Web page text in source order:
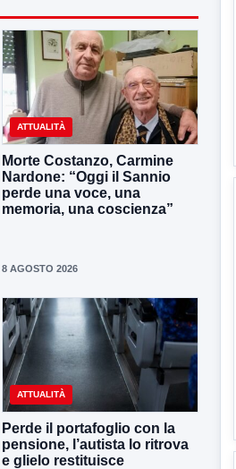
ATTUALITÀ
Morte Costanzo, Carmine
Nardone: “Oggi il Sannio
perde una voce, una
memoria, una coscienza”
8 AGOSTO 2026
ATTUALITÀ
Perde il portafoglio con la
pensione, l’autista lo ritrova
e glielo restituisce